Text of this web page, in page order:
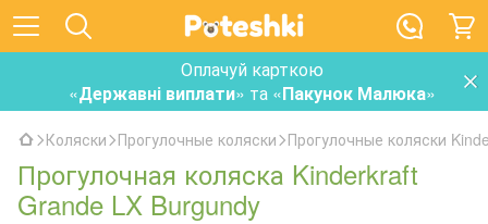
Оплачуй карткою
«Державні виплати» та «Пакунок Малюка»
Коляски Прогулочные коляски Прогулочные коляски
Прогулочная коляска Kinderkraft
Grande LX Burgundy